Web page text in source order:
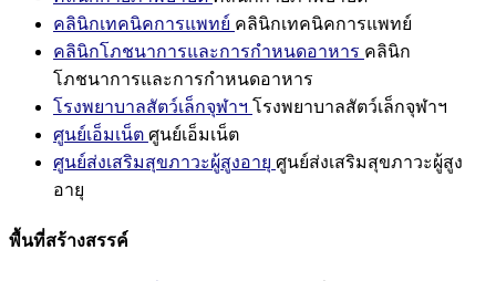
คลินิกเทคนิคการแพทย์ คลินิกเทคนิคการแพทย์
คลินิกโภชนาการและการกำหนดอาหาร คลินิก
โภชนาการและการกำหนดอาหาร
โรงพยาบาลสัตว์เล็กจุฬาฯ โรงพยาบาลสัตว์เล็กจุฬาฯ
ศูนย์เอ็มเน็ต ศูนย์เอ็มเน็ต
ศูนย์ส่งเสริมสุขภาวะผู้สูงอายุ ศูนย์ส่งเสริมสุขภาวะผู้สูง
อายุ
พื้นที่สร้างสรรค์